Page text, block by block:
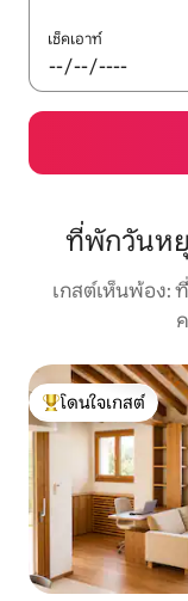
เช็คเอาท์
ที่พักวันห
เกสต์เห็นพ้อง:
โดนใจเกสต์ที่สุด
โดนใจเกสต์